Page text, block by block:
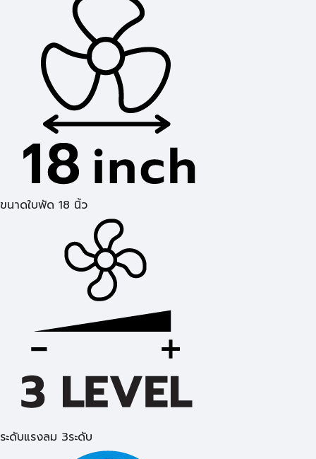
ขนาดใบพัด 18 นิ้ว
ระดับแรงลม 3ระดับ